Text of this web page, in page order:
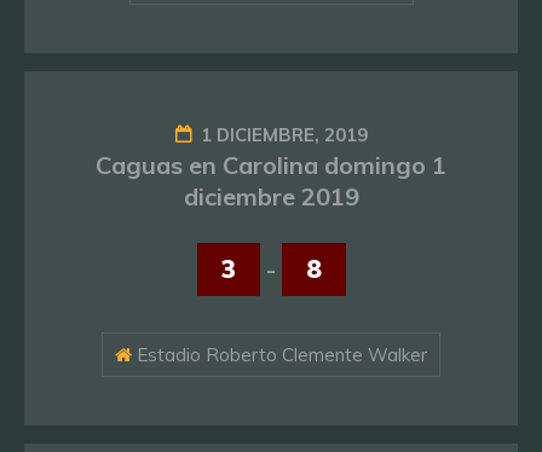
1 DICIEMBRE, 2019
Caguas en Carolina domingo 1
diciembre 2019
3 - 8
Estadio Roberto Clemente Walker